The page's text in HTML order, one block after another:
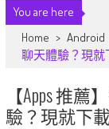
You are here
Home > Android
聊天體驗？現就
【Apps 推
驗？現就下載